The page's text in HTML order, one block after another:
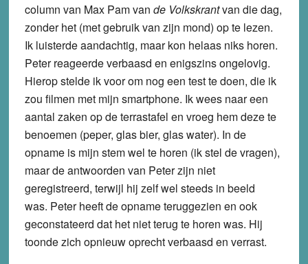
column van Max Pam van de Volkskrantvan die dag,
zonder het (met gebruik van zijn mond) op te lezen.
Ik luisterde aandachtig, maar kon helaas niks horen.
Peter reageerde verbaasd en enigszins ongelovig.
Hierop stelde ik voor om nog een test te doen, die ik
zou filmen met mijn smartphone. Ik wees naar een
aantal zaken op de terrastafel en vroeg hem deze te
benoemen (peper, glas bier, glas water). In de
opname is mijn stem wel te horen (ik stel de vragen),
maar de antwoorden van Peter zijn niet
geregistreerd, terwijl hij zelf wel steeds in beeld
was. Peter heeft de opname teruggezien en ook
geconstateerd dat het niet terug te horen was. Hij
toonde zich opnieuw oprecht verbaasd en verrast.